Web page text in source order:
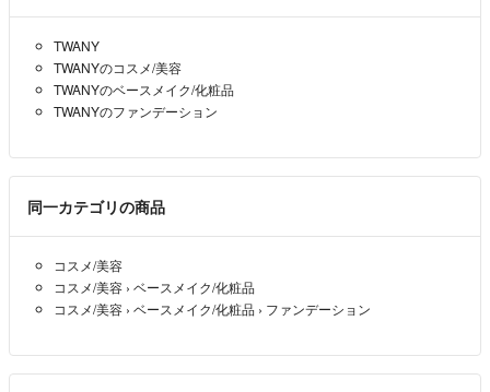
TWANY
TWANYのコスメ/美容
TWANYのベースメイク/化粧品
TWANYのファンデーション
同一カテゴリの商品
コスメ/美容
コスメ/美容 › ベースメイク/化粧品
コスメ/美容 › ベースメイク/化粧品 › ファンデーション